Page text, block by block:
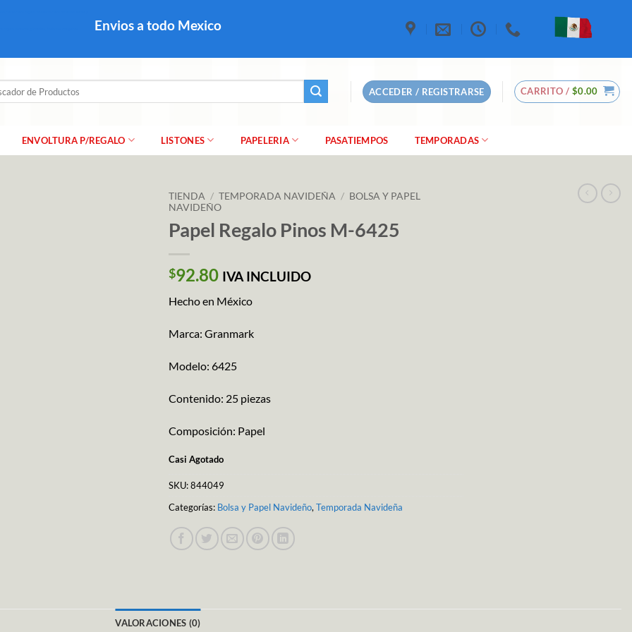
Envios a todo Mexico
ACCEDER / REGISTRARSE CARRITO / $0.00
ENVOLTURA P/REGALO LISTONES PAPELERIA PASATIEMPOS TEMPORADAS
TIENDA / TEMPORADA NAVIDEÑA / BOLSA Y PAPEL
NAVIDEÑO
Papel Regalo Pinos M-6425
$92.80 IVA INCLUIDO
Hecho en México
Marca: Granmark
Modelo: 6425
Contenido: 25 piezas
Composición: Papel
Casi Agotado
SKU:844049
Categorías: Bolsa y Papel Navideño, Temporada Navideña
VALORACIONES (0)